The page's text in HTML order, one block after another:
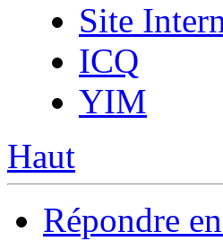
Site
ICQ
YIM
Haut
Répondre